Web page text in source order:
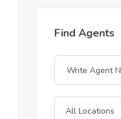
Find Agents
All Locations